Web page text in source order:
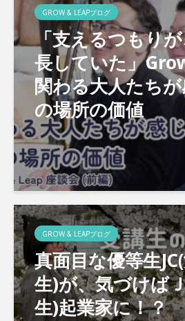
GROW & LEAPブログ
「支えるつもり
長していた」
関わる大人たち
の場所の価値
GROW & LEAPブログ
真面目な優等生
生)が、気づけば
生)起業家に！？